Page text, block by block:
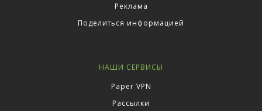
Реклама
Поделиться информацией
НАШИ СЕРВИСЫ
Paper VPN
Рассылки